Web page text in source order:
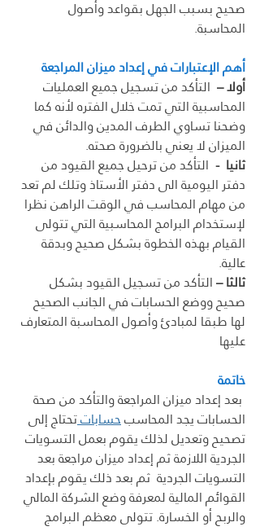
صحيح بسبب الجهل بقواعد وأصول
المحاسبة.
أهم الإعتبارات في إعداد ميزان المراجعة
أولا –
  التأكد من تسجيل جميع العمليات
المحاسبية التي تمت خلال الفتره لأنه كما
وضحنا تساوي الطرف المدين والدائن في
الميزان لا يعني بالضرورة صحته.
ثانيا  -
  التأكد من ترحيل جميع القيود من
دفتر اليومية الى دفتر الأستاذ وتلك لم تعد
من مهام المحاسب في الوقت الراهن نظرا
لإستخدام البرامج المحاسبية التي تتولى
القيام بهذه الخطوة بشكل صحيح وبدقة
عالية.
ثالثا – التأكد من تسجيل القيود بشكل
صحيح ووضع الحسابات في الجانب الصحيح
لها طبقا لمبادئ وأصول المحاسبة المتعارف
عليها
خاتمة
بعد إعداد ميزان المراجعة والتأكد من صحة
الحسابات يجد المحاسب حسابات تحتاج إلى
تصحيح وتعديل لذلك يقوم بعمل التسويات
الجردية اللازمة ثم إعداد ميزان مراجعة بعد
التسويات الجردية  ثم بعد ذلك يقوم بإعداد
القوائم المالية لمعرفة وضع الشركة المالي
والربح أو الخسارة. تتولى معظم البرامج